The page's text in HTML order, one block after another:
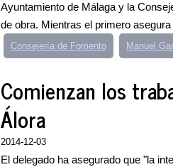
Ayuntamiento de Málaga y la
de obra. Mientras el primero
Consejería de Fomento Manuel
Comienzan los
Álora
2014-12-03
El delegado ha asegurado que "la